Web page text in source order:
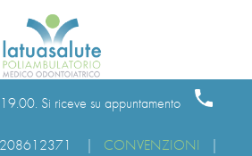
Si riceve su appuntamento
| CONVENZIONI |